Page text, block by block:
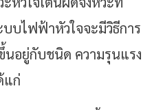
บไฟฟ้าหัวใจจะมีวิธีการ
อยู่กับชนิด ความรุนแรง
แก่